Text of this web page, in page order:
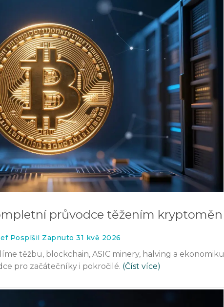
průvodce těžením kryptoměn
Pospíšil Zapnuto 31 kvě 2026
těžbu, blockchain, ASIC minery, halving a ekonomiku
pro začátečníky i pokročilé. (Číst více)